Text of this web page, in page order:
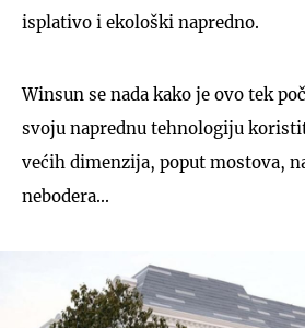
isplativo i ekološki napredno.
Winsun se nada kako je ovo tek
svoju naprednu tehnologiju
većih dimenzija, poput mostova,
nebodera...